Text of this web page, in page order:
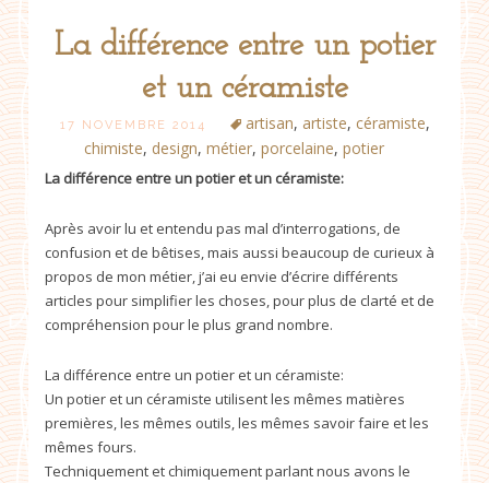
La différence entre un potier
et un céramiste
17 NOVEMBRE 2014 artisan, artiste, céramiste,
chimiste, design, métier, porcelaine, potier
La différence entre un potier et un céramiste:
Après avoir lu et entendu pas mal d’interrogations, de
confusion et de bêtises, mais aussi beaucoup de curieux à
propos de mon métier, j’ai eu envie d’écrire différents
articles pour simplifier les choses, pour plus de clarté et de
compréhension pour le plus grand nombre.
La différence entre un potier et un céramiste:
Un potier et un céramiste utilisent les mêmes matières
premières, les mêmes outils, les mêmes savoir faire et les
mêmes fours.
Techniquement et chimiquement parlant nous avons le